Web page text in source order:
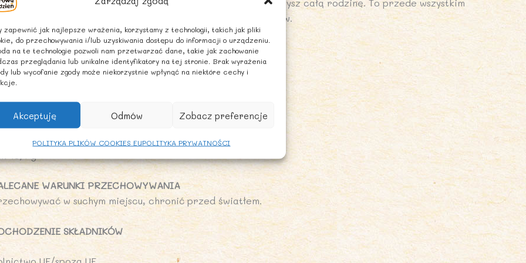
zapewnić jak najlepsze wrażenia, korzystamy z technologii, takich jak pliki
do przechowywania i/lub uzyskiwania dostępu do informacji o urządzeniu.
na te technologie pozwoli nam przetwarzać dane, takie jak zachowanie
przeglądania lub unikalne identyfikatory na tej stronie. Brak wyrażenia
lub wycofanie zgody może niekorzystnie wpłynąć na niektóre cechy i
Akceptuję Odmów Zobacz preferencje
POLITYKA PLIKÓW COOKIES EUPOLITYKA PRYWATNOŚCI
ozdobą na święta albo smaczną przekąską, którą uraczysz całą rodzinę. To przede wszystkim
ponieważ nie musimy kupować wielu różnych składników.
ODŻYWCZA W 100 g
energetyczna: 1048 kJ / 247 kcal
1,6 g
55 g
cukry: 6,2 g
1,3 g
WARUNKI PRZECHOWYWANIA
w suchym miejscu, chronić przed światłem.
SKŁADNIKÓW